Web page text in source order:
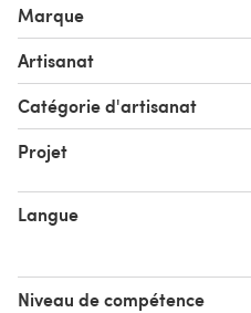
Marque
Artisanat
Catégorie d'artisanat
Projet
Langue
Niveau de compétence